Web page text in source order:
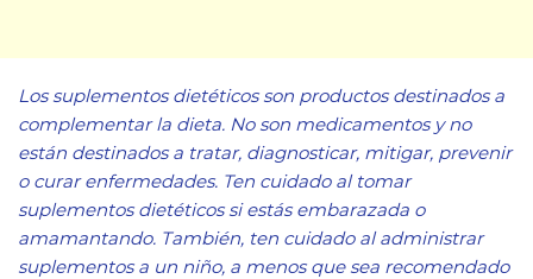
Los suplementos dietéticos son productos destinados a
complementar la dieta. No son medicamentos y no
están destinados a tratar, diagnosticar, mitigar, prevenir
o curar enfermedades. Ten cuidado al tomar
suplementos dietéticos si estás embarazada o
amamantando. También, ten cuidado al administrar
suplementos a un niño, a menos que sea recomendado